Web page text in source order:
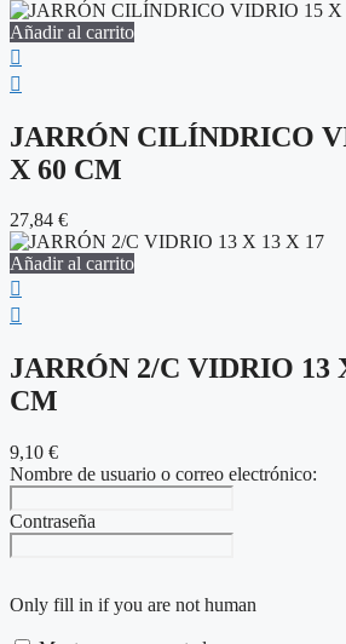
Añadir al carrito
JARRÓN CILÍNDRICO
X 60 CM
27,84 €
Añadir al carrito
JARRÓN 2/C VIDRIO 13
CM
9,10 €
Nombre de usuario o correo electrónico:
Contraseña
Only fill in if you are not human